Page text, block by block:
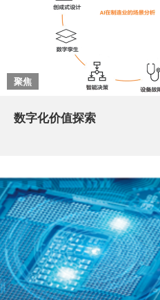
聚焦
数字化价值探索